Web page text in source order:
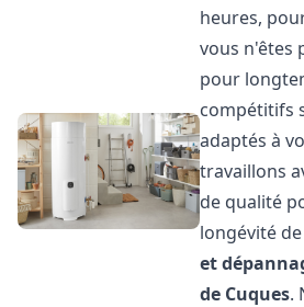
heures,
vous n'êtes
pour
compétitifs
adaptés à
travaillons
de qualité
longévité
et
de Cuques.